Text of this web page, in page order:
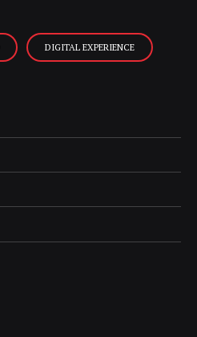
DIGITAL EXPERIENCE